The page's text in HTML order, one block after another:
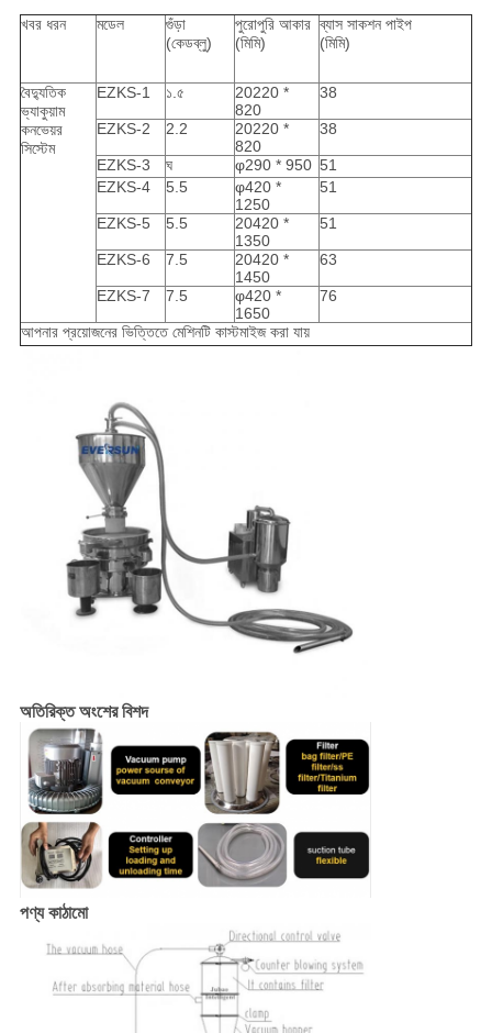
খবর ধরন মডেল
গুঁড়া
(কেডব্লু)
পুরোপুরি আকার
(মিমি)
ব্যাস সাকশন পাইপ
(মিমি)
বৈদ্যুতিক
ভ্যাকুয়াম
কনভেয়র
সিস্টেম
EZKS-1 ১.৫
20220 *
820
38
EZKS-2 2.2
20220 *
820
38
EZKS-3 ঘ φ290 * 950 51
EZKS-4
5.5
φ420 *
1250
51
EZKS-5 5.5
20420 *
1350
51
EZKS-6 7.5
20420 *
1450
63
EZKS-7 7.5
φ420 *
1650
76
আপনার প্রয়োজনের ভিত্তিতে মেশিনটি কাস্টমাইজ করা যায়
অতিরিক্ত অংশের বিশদ
পণ্য কাঠামো